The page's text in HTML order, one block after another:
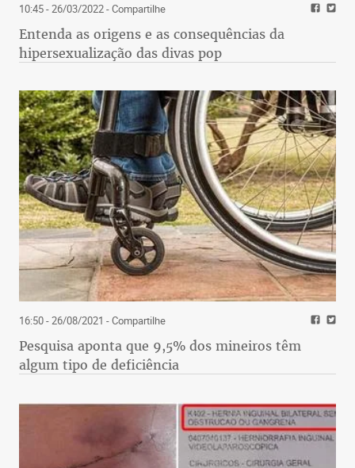
10:45 - 26/03/2022- Compartilhe
Entenda as origens e as consequências da
hipersexualização das divas pop
16:50 - 26/08/2021 - Compartilhe
Pesquisa aponta que 9,5% dos mineiros têm
algum tipo de deficiência